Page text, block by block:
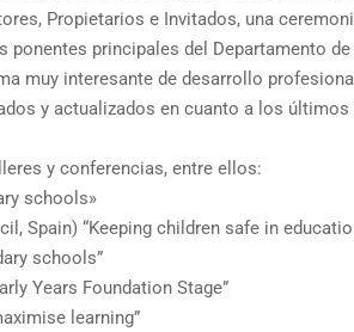
Propietarios e Invitados, una
ponentes principales del Departamento
muy interesante de desarrollo
y actualizados en cuanto a los últimos
y conferencias, entre ellos:
schools»
Spain) “Keeping children safe in
schools”
Years Foundation Stage”
learning”